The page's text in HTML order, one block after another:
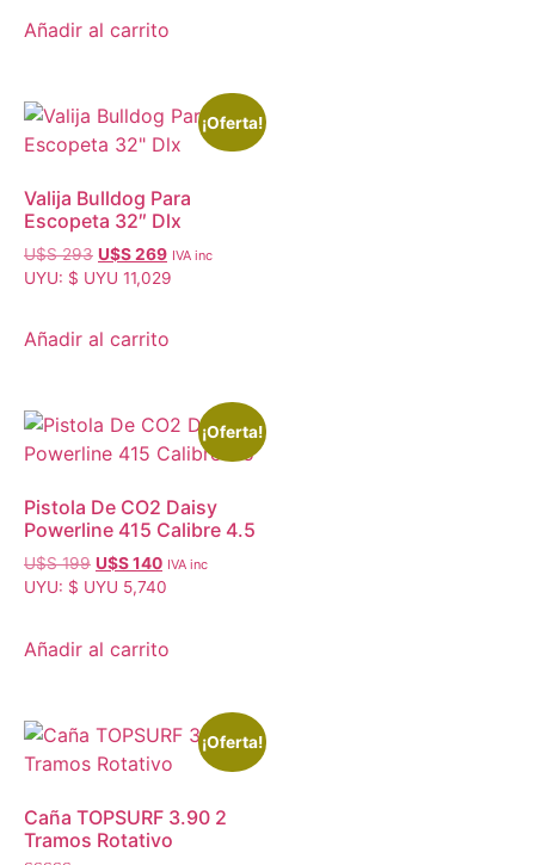
Añadir al carrito
¡Oferta!
Valija Bulldog Para
Escopeta 32″ Dlx
U$S293 U$S269 IVA inc
UYU: $ UYU 11,029
Añadir al carrito
¡Oferta!
Pistola De CO2 Daisy
Powerline 415 Calibre 4.5
U$S199 U$S140 IVA inc
UYU: $ UYU 5,740
Añadir al carrito
¡Oferta!
Caña TOPSURF 3.90 2
Tramos Rotativo